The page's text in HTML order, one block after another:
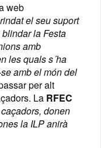
web
el seu suport
la Festa
amb
les quals s´ha
amb el món del
per alt
La RFEC
donen
la ILP anirà